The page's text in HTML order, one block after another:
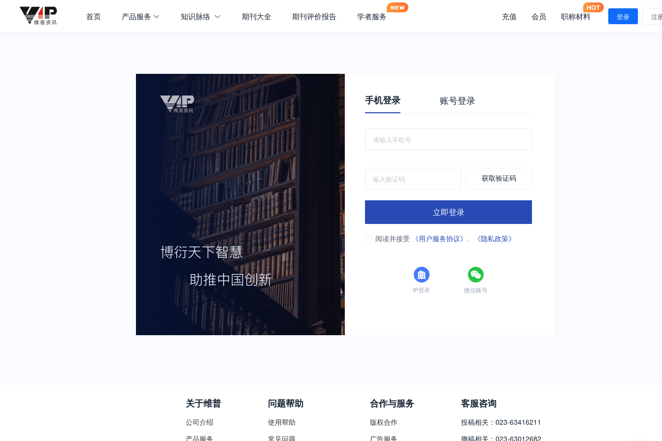
首页 产品服务 知识脉络 期刊大全 期刊评价报告 学者服务 充值 会员 职称材料 登录 注
手机登录 账号登录
获取验证码
立即登录
阅读并接受 《用户服务协议》 、 《隐私政策》
IP登录 微信账号
关于维普
公司介绍
产品服务
问题帮助
使用帮助
常见问题
合作与服务
版权合作
广告服务
客服咨询
投稿相关：023-63416211
撤稿相关：023-63012682